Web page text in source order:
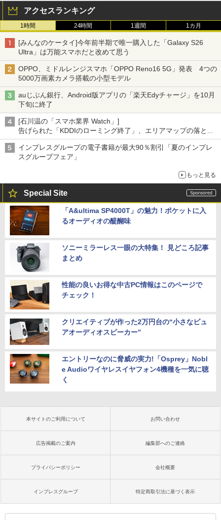
アクセスランキング
1時間 24時間 1週間 1カ月
[みんなのケータイ]今年前半期で唯一購入した「Galaxy S26
Ultra」は万能スマホだと改めて思う
OPPO、ミドルレンジスマホ「OPPO Reno16 5G」発表 4つの
5000万画素カメラ搭載の小型モデル
auじぶん銀行、Android版アプリの「楽天Edyチャージ」を10月
下旬に終了
[石川温の「スマホ業界 Watch」]
告げられた「KDDIのローミング終了」、エリアマップの落とし
穴と楽天モバイルの課題
インプレスグループの電子書籍が最大90％割引「夏のインプレ
スグループフェア」
もっと見る
Special Site
「A&ultima SP4000T」の魅力！ポケットに入
るオーディオの醍醐味
ソニーミラーレス一眼の大特集！ 見どころ記事
まとめ
性能の良いお得な中古PC情報はこのページで
チェック！
クリエイティブが作った2万円台の“小さなピュ
アオーディオスピーカー”
エントリーなのに脅威の実力!「Osprey」Nobl
e Audioワイヤレスイヤフォン4機種を一気に聴
く
本サイトのご利用について お問い合わせ
広告掲載のご案内 編集部へのご連絡
プライバシーポリシー 会社概要
インプレスグループ 特定商取引法に基づく表示